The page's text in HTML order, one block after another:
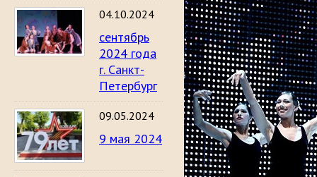
04.10.2024
сентябрь
2024 года
г. Санкт-
Петербург
09.05.2024
9 мая 2024